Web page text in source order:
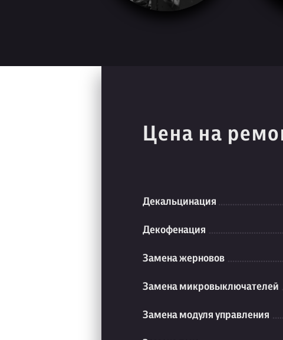
Цена на
Декальцинация
Декофенация
Замена жерновов
Замена микровыключателей
Замена модуля управления